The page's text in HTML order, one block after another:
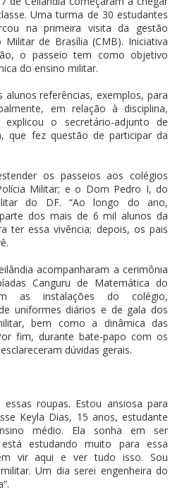
Uma turma de 30 estudantes
na primeira visita da gestão
de Brasília (CMB). Iniciativa
o passeio tem como objetivo
do ensino militar.
alunos referências, exemplos, para
em relação à disciplina,
o secretário-adjunto de
que fez questão de participar da
os passeios aos colégios
Militar; e o Dom Pedro I, do
do DF. “Ao longo do ano,
dos mais de 6 mil alunos da
ter essa vivência; depois, os pais
acompanharam a cerimônia
Canguru de Matemática do
as instalações do colégio,
uniformes diários e de gala dos
bem como a dinâmica das
fim, durante bate-papo com os
dúvidas gerais.
roupas. Estou ansiosa para
Keyla Dias, 15 anos, estudante
médio. Ela sonha em ser
estudando muito para essa
vir aqui e ver tudo isso. Sou
Um dia serei engenheira do